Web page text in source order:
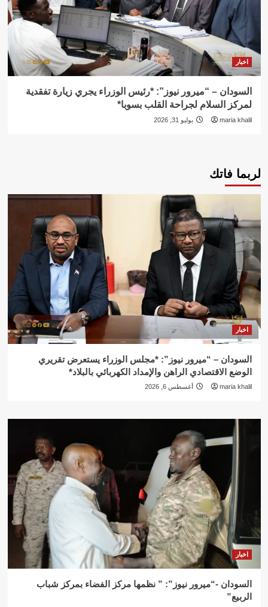
اخبار
السودان – “ميرور نيوز”: *رئيس الوزراء يجري زيارة تفقدية
لمركز السلام لجراحة القلب بسوبا*
maria khalil يوليو 31, 2026
لربما فاتك
اخبار
السودان – “ميرور نيوز”: *مجلس الوزراء يستعرض تقريري
الوضع الاقتصادي الراهن والإمداد الكهربائي بالبلاد*
maria khalil أغسطس 6, 2026
اخبار
السودان -“ميرور نيوز”: ” نظمها مركز الفضاء بمركز شباب
الربيع”